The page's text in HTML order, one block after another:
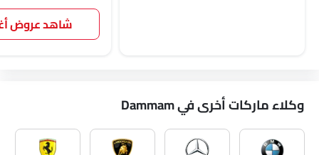
شاهد عروض
وكلاء ماركات أخرى في Dammam